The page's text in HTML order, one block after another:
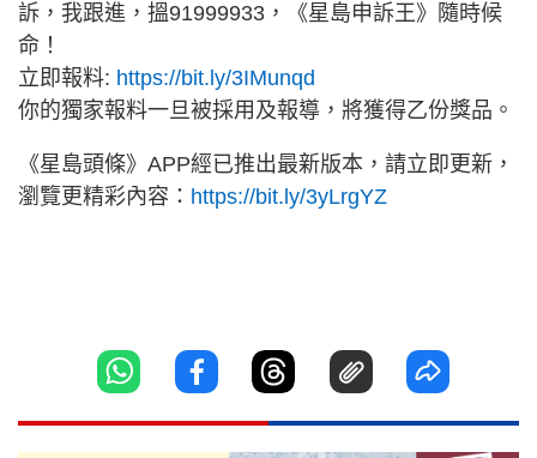
訴，我跟進，搵91999933，《星島申訴王》隨時候
命！
立即報料: https://bit.ly/3IMunqd
你的獨家報料一旦被採用及報導，將獲得乙份獎品。
《星島頭條》APP經已推出最新版本，請立即更新，
瀏覽更精彩內容： https://bit.ly/3yLrgYZ